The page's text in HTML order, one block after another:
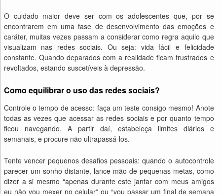
O cuidado maior deve ser com os adolescentes que, por se
encontrarem em uma fase de desenvolvimento das emoções e
caráter, muitas vezes passam a considerar como regra aquilo que
visualizam nas redes sociais. Ou seja: vida fácil e felicidade
constante. Quando deparados com a realidade ficam frustrados e
revoltados, estando suscetíveis à depressão.
Como equilibrar o uso das redes sociais?
Controle o tempo de acesso: faça um teste consigo mesmo! Anote
todas as vezes que acessar as redes sociais e por quanto tempo
ficou navegando. A partir daí, estabeleça limites diários e
semanais, e procure não ultrapassá-los.
Tente vencer pequenos desafios pessoais: quando o autocontrole
parecer um sonho distante, lance mão de pequenas metas, como
dizer a si mesmo “apenas durante este jantar com meus amigos
eu não vou mexer no celular” ou “vou passar um final de semana